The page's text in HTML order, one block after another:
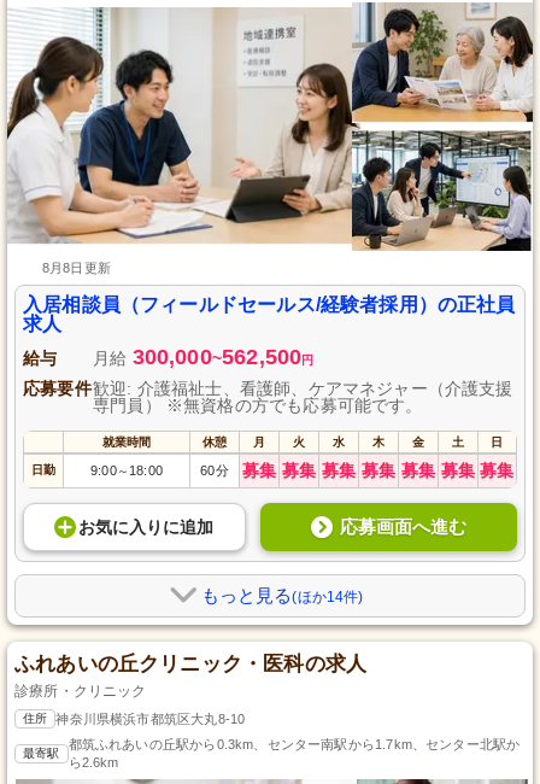
8月8日更新
入居相談員（フィールドセールス/経験者採用）の正社員
求人
給与 月給 300,000~562,500円
応募要件歓迎: 介護福祉士、看護師、ケアマネジャー（介護支援
専門員） ※無資格の方でも応募可能です。
就業時間 休憩 月 火 水 木 金 土 日
日勤 9:00～ 18:00 60分 募集 募集 募集 募集 募集 募集 募集
お気に入り に追加 応募画面へ進む
もっと見る(ほか14件)
ふれあいの丘クリニック・医科の求人
診療所・クリニック
住所 神奈川県横浜市都筑区大丸8-10
最寄駅
都筑ふれあいの丘駅から0.3km、センター南駅から1.7km、センター北駅か
ら2.6km